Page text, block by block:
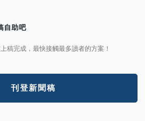
自助吧
稿完成，最快接觸最多讀者的方案！
刊登新聞稿